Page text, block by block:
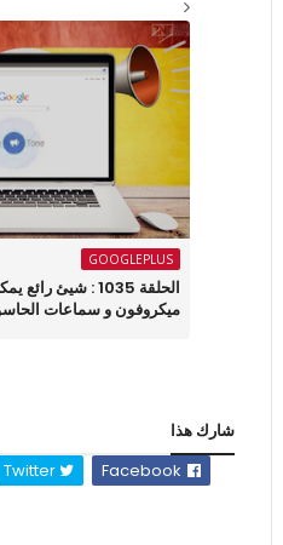
GOOGLEPLUS
الحلقة 1035 : شيئ
ميكروفون و سماعات
شارك هذا
Twitter